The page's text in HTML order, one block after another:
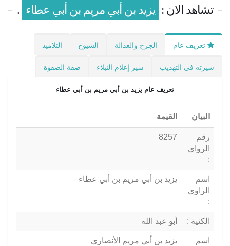
تشاهد الان : يزيد بن أبي مريم بن أبي عطاء .
تعريف عام الجرح والعدالة الشيوخ التلاميذ
سيرته في التهذيب سير إعلام النبلاء صفة الصفوة
تعريف عام يزيد بن أبي مريم بن أبي عطاء
البيان القيمة
رقم
الرواي
:
8257
اسم
الراوي
:
يزيد بن أبي مريم بن أبي عطاء
الكنية : أبو عبد الله
اسم
يزيد بن أبي مريم الأنصاري